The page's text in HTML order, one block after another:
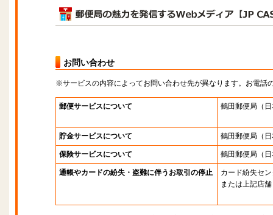
お問い合わせ
※サービスの内容によってお問い合わせ先が異なります。お電話
郵便サービスについて 鶴田郵便局 （
貯金サービスについて 鶴田郵便局 （
保険サービスについて 鶴田郵便局 （
通帳やカードの紛失・盗難に伴うお取引の停止
カード紛失セ
または上記店舗